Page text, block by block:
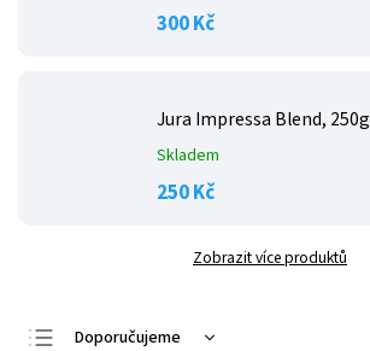
300 Kč
Jura Impressa Blend, 250g
Skladem
250 Kč
Zobrazit více produktů
Doporučujeme